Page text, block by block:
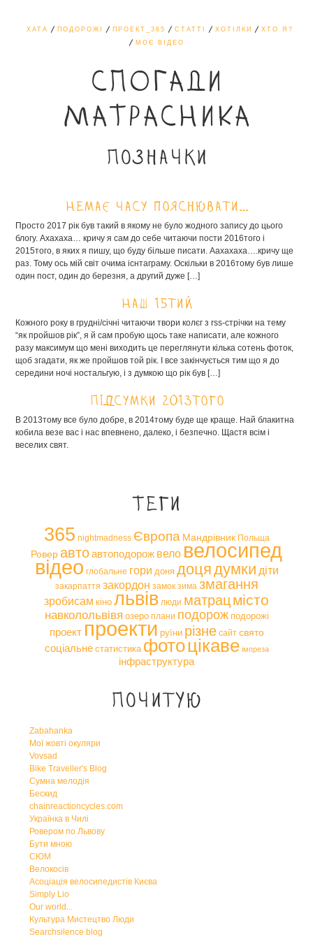
ХАТА ПОДОРОЖІ ПРОЕКТ_365 СТАТТІ ХОТІЛКИ
ХТО Я?
МОЄ ВІДЕО
СПОГАДИ
МАТРАСНИКА
Позначки
Немає часу пояснювати…
Просто 2017 рік був такий в якому не було жодного запису до цього
блогу. Ахахаха… кричу я сам до себе читаючи пости 2016того і
2015того, в яких я пишу, що буду більше писати. Аахахаха….кричу ще
раз. Тому ось мій світ очима існтаграму. Оскільки в 2016тому був лише
один пост, один до березня, а другий дуже […]
Наш 15тий
Кожного року в грудні/січні читаючи твори колєг з rss-стрічки на тему
“як пройшов рік”, я й сам пробую щось таке написати, але кожного
разу максимум що мені виходить це переглянути кілька сотень фоток,
щоб згадати, як же пройшов той рік. І все закінчується тим що я до
середини ночі ностальгую, і з думкою що рік був […]
Підсумки 2013того
В 2013тому все було добре, в 2014тому буде ще краще. Най блакитна
кобила везе вас і нас впевнено, далеко, і безпечно. Щастя всім і
веселих свят.
Теги
365 nightmadness Європа Мандрівник Польща
Роверавтоавтоподорож вело велосипед
відео глобальне гори доня доцядумки діти
закарпаття закордон замок зима змагання
зробисам кіно львів люди матрацмісто
навколольвівя озеро плани подорож подорожі
проект проекти руїни різне сайт свято
соціальне статистика фотоцікаве імпреза
інфраструктура
Почитую
Zabahanka
Мої жовті окуляри
Vovsad
Bike Traveller's Blog
Сумна мелодія
Бескид
chainreactioncycles.com
Українка в Чилі
Ровером по Львову
Бути мною
СЮМ
Велокосів
Асоціація велосипедистів Києва
Simply Lio
Our world...
Культура Мистецтво Люди
Searchsilence blog